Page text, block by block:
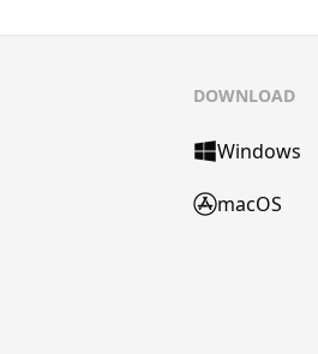
DOWNLOAD
Windows
macOS